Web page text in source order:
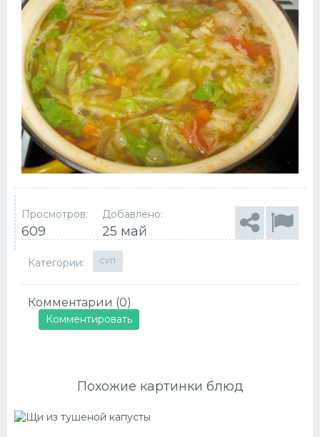
Просмотров:
609
Добавлено:
25 май
Категории: СУП
Комментарии (0)
Комментировать
Похожие картинки блюд